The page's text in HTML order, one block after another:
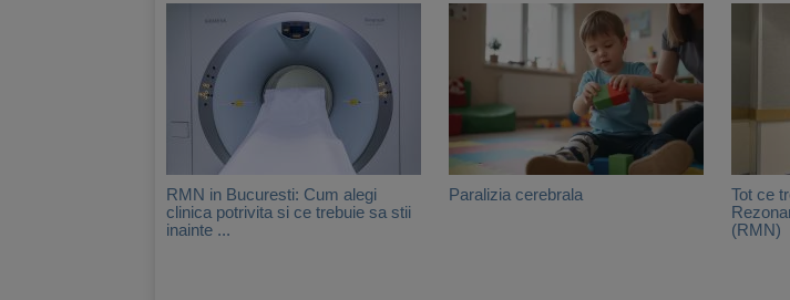
RMN in Bucuresti: Cum alegi
clinica potrivita si ce trebuie sa stii
inainte ...
Paralizia cerebrala
Tot ce
(RMN)